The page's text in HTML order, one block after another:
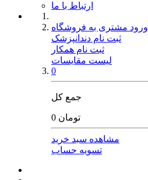
ارتباط با ما
ورود مشتری به فروشگاه
ثبت نام دندانپزشک
ثبت نام همکار
لیست مقایسات
0
جمع کل
0 تومان
مشاهده سبد خرید
تسویه حساب